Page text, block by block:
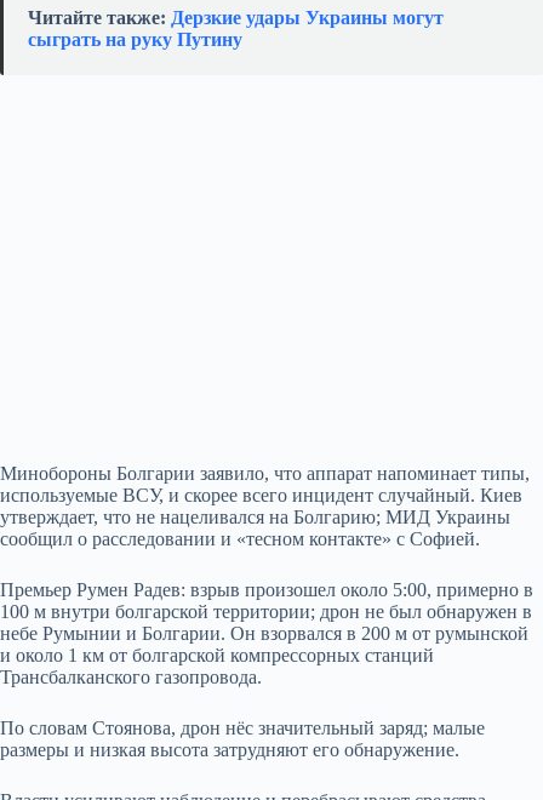
Читайте также: Дерзкие удары Украины могут
сыграть на руку Путину
Минобороны Болгарии заявило, что аппарат напоминает типы,
используемые ВСУ, и скорее всего инцидент случайный. Киев
утверждает, что не нацеливался на Болгарию; МИД Украины
сообщил о расследовании и «тесном контакте» с Софией.
Премьер Румен Радев: взрыв произошел около 5:00, примерно в
100 м внутри болгарской территории; дрон не был обнаружен в
небе Румынии и Болгарии. Он взорвался в 200 м от румынской
и около 1 км от болгарской компрессорных станций
Трансбалканского газопровода.
По словам Стоянова, дрон нёс значительный заряд; малые
размеры и низкая высота затрудняют его обнаружение.